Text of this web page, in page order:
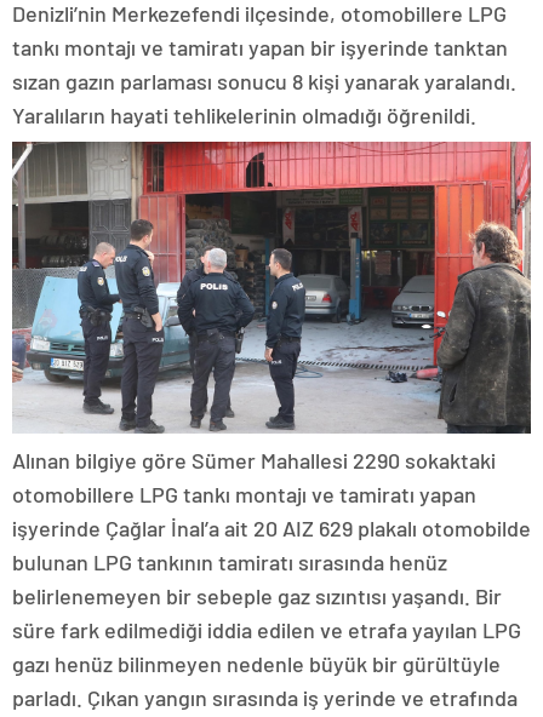
Denizli’nin Merkezefendi ilçesinde, otomobillere LPG
tankı montajı ve tamiratı yapan bir işyerinde tanktan
sızan gazın parlaması sonucu 8 kişi yanarak yaralandı.
Yaralıların hayati tehlikelerinin olmadığı öğrenildi.
Alınan bilgiye göre Sümer Mahallesi 2290 sokaktaki
otomobillere LPG tankı montajı ve tamiratı yapan
işyerinde Çağlar İnal’a ait 20 AIZ 629 plakalı otomobilde
bulunan LPG tankının tamiratı sırasında henüz
belirlenemeyen bir sebeple gaz sızıntısı yaşandı. Bir
süre fark edilmediği iddia edilen ve etrafa yayılan LPG
gazı henüz bilinmeyen nedenle büyük bir gürültüyle
parladı. Çıkan yangın sırasında iş yerinde ve etrafında